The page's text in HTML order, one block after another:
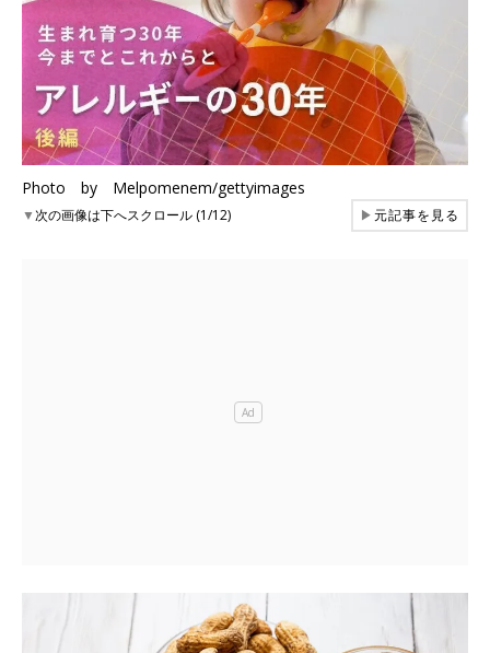
Photo by Melpomenem/gettyimages
▼次の画像は下へスクロール (1/12) ▶元記事を見る